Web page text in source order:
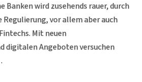
Banken wird zusehends rauer, durch
Regulierung, vor allem aber auch
Mit neuen
digitalen Angeboten versuchen